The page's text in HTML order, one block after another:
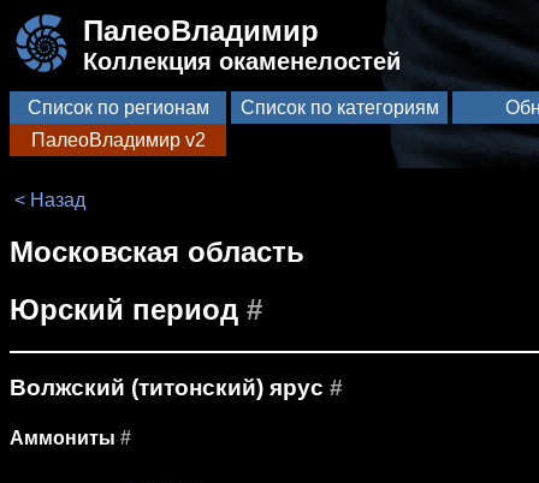
ПалеоВладимир
Коллекция окаменелостей
Список по регионам Список по категориям
ПалеоВладимир v2
< Назад
Московская область
Юрский период #
Волжский (титонский) ярус #
Аммониты #